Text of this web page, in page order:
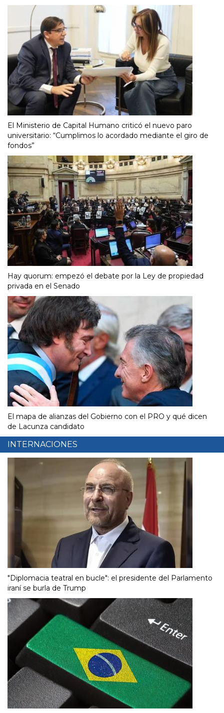
El Ministerio de Capital Humano criticó el nuevo paro
universitario: “Cumplimos lo acordado mediante el giro de
fondos”
Hay quorum: empezó el debate por la Ley de propiedad
privada en el Senado
El mapa de alianzas del Gobierno con el PRO y qué dicen
de Lacunza candidato
INTERNACIONES
"Diplomacia teatral en bucle": el presidente del Parlamento
iraní se burla de Trump